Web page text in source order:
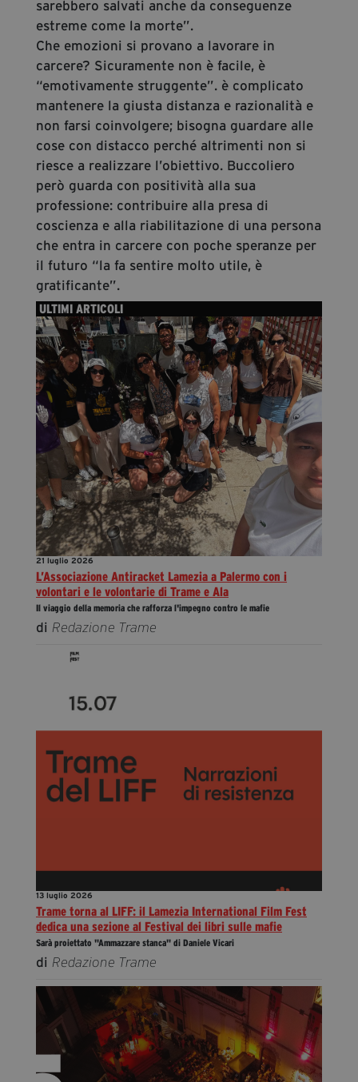
sarebbero salvati anche da conseguenze
estreme come la morte”.
Che emozioni si provano a lavorare in
carcere? Sicuramente non è facile, è
“emotivamente struggente”. è complicato
mantenere la giusta distanza e razionalità e
non farsi coinvolgere; bisogna guardare alle
cose con distacco perché altrimenti non si
riesce a realizzare l’obiettivo. Buccoliero
però guarda con positività alla sua
professione: contribuire alla presa di
coscienza e alla riabilitazione di una persona
che entra in carcere con poche speranze per
il futuro “la fa sentire molto utile, è
gratificante”.
ULTIMI ARTICOLI
21 luglio 2026
L’Associazione Antiracket Lamezia a Palermo con i
volontari e le volontarie di Trame e Ala
Il viaggio della memoria che rafforza l'impegno contro le mafie
di Redazione Trame
13 luglio 2026
Trame torna al LIFF: il Lamezia International Film Fest
dedica una sezione al Festival dei libri sulle mafie
Sarà proiettato "Ammazzare stanca" di Daniele Vicari
di Redazione Trame